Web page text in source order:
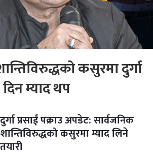
कसुरमा दुर्गा
म्याद थप
दुर्गा प्रसाईं पक्राउ अपडेट: सार्वजनिक
शान्तिविरुद्धको कसुरमा म्याद लिने
तयारी